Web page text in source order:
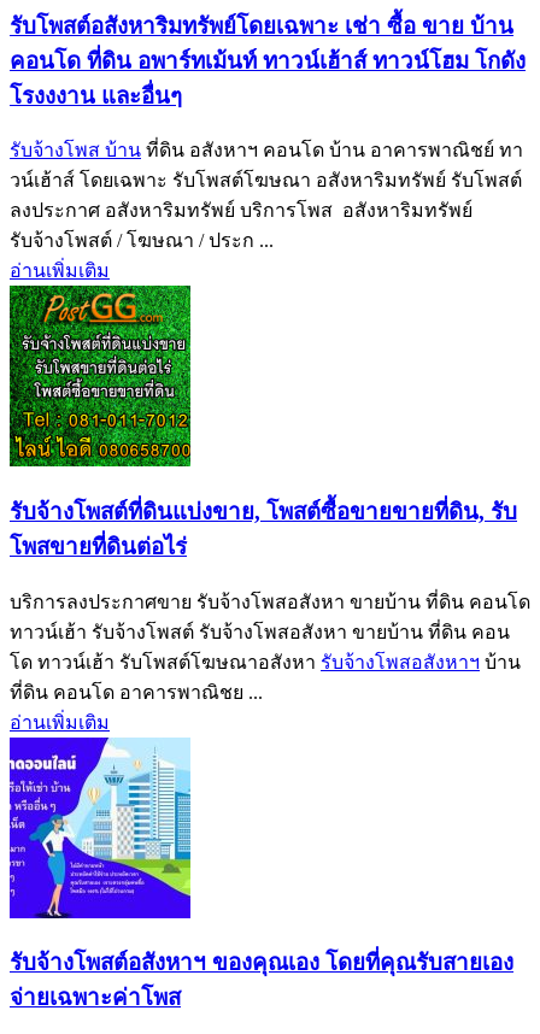
รับโพสต์อสังหาริมทรัพย์โดยเฉพาะ เช่า ซื้อ ขาย บ้าน
คอนโด ที่ดิน อพาร์ทเม้นท์ ทาวน์เฮ้าส์ ทาวน์โฮม โกดัง
โรงงงาน และอื่นๆ
รับจ้างโพส บ้าน ที่ดิน อสังหาฯ คอนโด บ้าน อาคารพาณิชย์ ทา
วน์เฮ้าส์ โดยเฉพาะ รับโพสต์โฆษณา อสังหาริมทรัพย์ รับโพสต์
ลงประกาศ อสังหาริมทรัพย์ บริการโพส อสังหาริมทรัพย์
รับจ้างโพสต์ / โฆษณา / ประก ...
อ่านเพิ่มเติม
รับจ้างโพสต์ที่ดินแบ่งขาย, โพสต์ซื้อขายขายที่ดิน, รับ
โพสขายที่ดินต่อไร่
บริการลงประกาศขาย รับจ้างโพสอสังหา ขายบ้าน ที่ดิน คอนโด
ทาวน์เฮ้า รับจ้างโพสต์ รับจ้างโพสอสังหา ขายบ้าน ที่ดิน คอน
โด ทาวน์เฮ้า รับโพสต์โฆษณาอสังหา รับจ้างโพสอสังหาฯ บ้าน
ที่ดิน คอนโด อาคารพาณิชย ...
อ่านเพิ่มเติม
รับจ้างโพสต์อสังหาฯ ของคุณเอง โดยที่คุณรับสายเอง
จ่ายเฉพาะค่าโพส